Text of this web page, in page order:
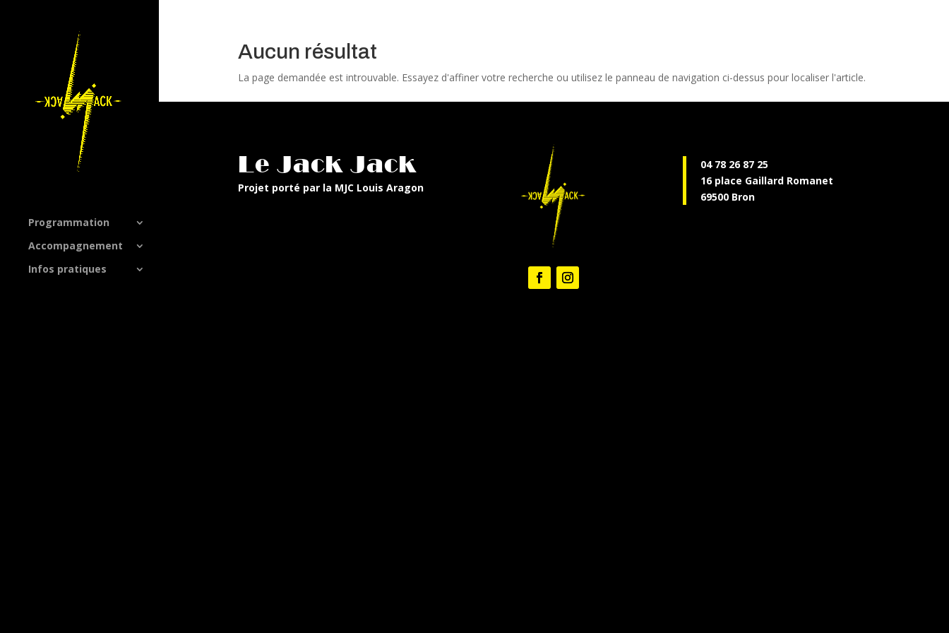
Programmation
Accompagnement
Infos pratiques
Aucun résultat
La page demandée est introuvable. Essayez d'affiner votre recherche ou utilisez le panneau de navigation ci-dessus pour localiser l'article.
Le Jack Jack
Projet porté par la MJC Louis Aragon
04 78 26 87 25
16 place Gaillard Romanet
69500 Bron